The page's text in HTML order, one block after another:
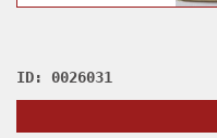
ID: 0026031